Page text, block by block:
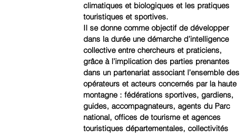
climatiques et biologiques et les pratiques
touristiques et sportives.
Il se donne comme objectif de développer
dans la durée une démarche d’intelligence
collective entre chercheurs et praticiens,
grâce à l’implication des parties prenantes
dans un partenariat associant l’ensemble des
opérateurs et acteurs concernés par la haute
montagne : fédérations sportives, gardiens,
guides, accompagnateurs, agents du Parc
national, offices de tourisme et agences
touristiques départementales, collectivités